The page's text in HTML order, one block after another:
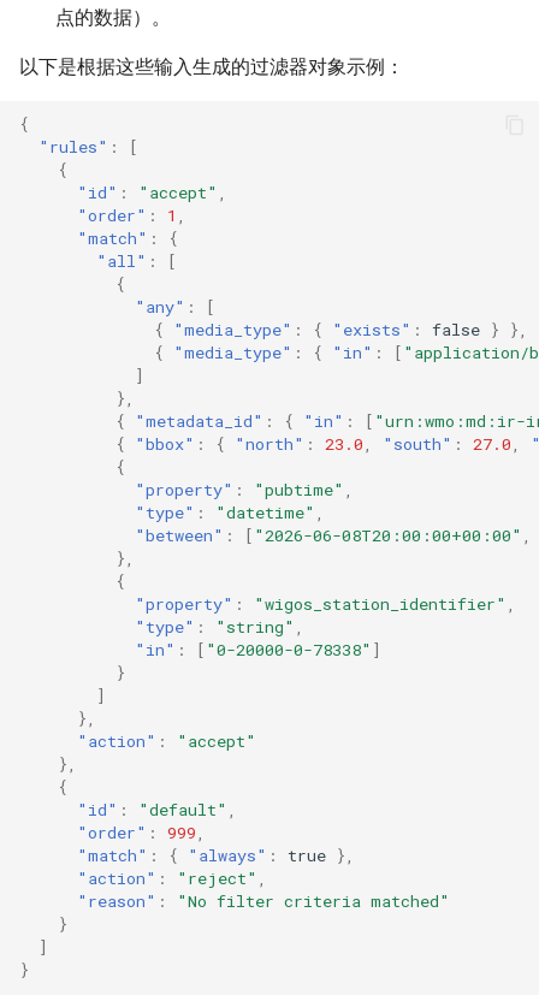
点的数据）。
以下是根据这些输入生成的过滤器对象示例：
{
"rules" :
[
{
"id" : "accept" ,
"order" : 1 ,
"match" :
{
"all" :
[
{
"any" :
[
{
"media_type" : { "exists" : false }
},
{
"media_type" : { "in" : [ "application/
]
},
{
"metadata_id" : { "in" : [ "urn:wmo:md:ir-
{
"bbox" : { "north" : 23.0, "south" : 27.0,
{
"property" : "pubtime" ,
"type" : "datetime" ,
"between" : [ "2026-06-08T20:00:00+00:00" ,
},
{
"property" : "wigos_station_identifier" ,
"type" : "string" ,
"in" : [ "0-20000-0-78338" ]
}
]
},
"action" :
"accept"
},
{
"id" : "default" ,
"order" : 999,
"match" : { "always" : true },
"action" : "reject" ,
"reason" :
"No filter criteria matched"
}
]
}